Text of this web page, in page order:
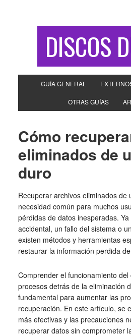
DISCOS
GUÍA GENERAL
OTRAS GUÍAS
Cómo
eliminados de
duro
Recuperar archivos eliminados de
necesidad común para muchos
pérdidas de datos inesperadas.
accidental, un fallo del sistema o
existen métodos y herramientas
restaurar la información perdida
Comprender el funcionamiento
procesos detrás de la eliminación
fundamental para aumentar las
recuperación. En este artículo, se
más efectivas y las precauciones
recuperar datos sin comprometer